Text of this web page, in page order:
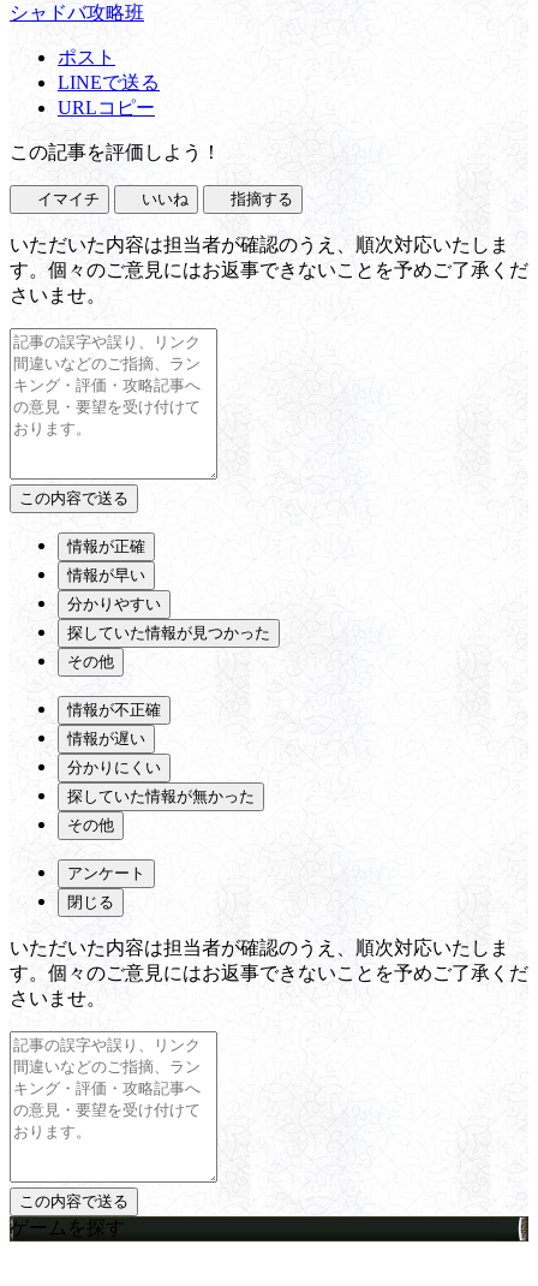
シャドバ攻略班
ポスト
LINEで送る
URLコピー
この記事を評価しよう！
イマイチ いいね 指摘する
いただいた内容は担当者が確認のうえ、順次対応いたしま
す。個々のご意見にはお返事できないことを予めご了承くだ
さいませ。
情報が正確
情報が早い
分かりやすい
探していた情報が見つかった
その他
情報が不正確
情報が遅い
分かりにくい
探していた情報が無かった
その他
アンケート
閉じる
いただいた内容は担当者が確認のうえ、順次対応いたしま
す。個々のご意見にはお返事できないことを予めご了承くだ
さいませ。
ゲームを探す